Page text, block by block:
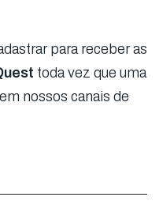
para receber as
toda vez que uma
nossos canais de